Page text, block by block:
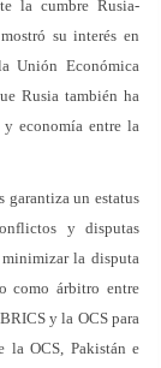
la cumbre Rusia-
su interés en
Unión Económica
Rusia también ha
y economía entre la
garantiza un estatus
y disputas
la disputa
como árbitro entre
y la OCS para
la OCS, Pakistán e